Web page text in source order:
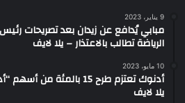
9 يناير، 2023
مبابي يُدافع عن زيدان بعد تصريحات
الرياضة تطالب بالاعتذار – يلا لايف
10 مايو، 2023
أدنوك تعتزم طرح 15
يلا لايف